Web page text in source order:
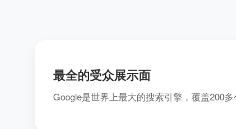
最全的受众展示面
Google是世界上最大的搜索引擎，覆盖200